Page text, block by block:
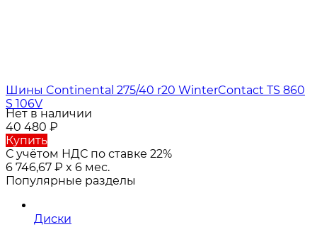
Шины Continental 275/40 r20 WinterContact TS 860
S 106V
Нет в наличии
40 480 ₽
Купить
С учётом НДС по ставке 22%
6 746,67 ₽ x 6 мес.
Популярные разделы
Диски